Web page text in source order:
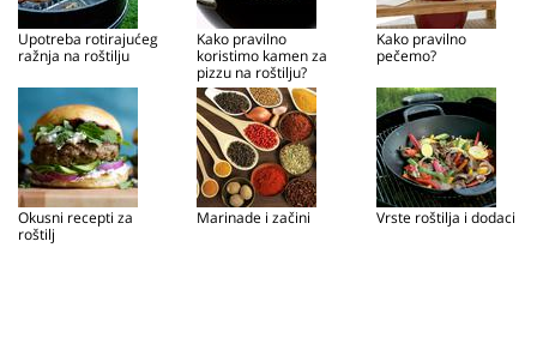
Upotreba rotirajućeg
ražnja na roštilju
Kako pravilno
koristimo kamen za
pizzu na roštilju?
Kako pravilno
pečemo?
Okusni recepti za
roštilj
Marinade i začini Vrste roštilja i dodaci